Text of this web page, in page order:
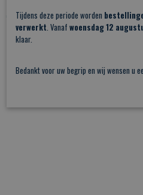
€ 1.272,05
Tijdens deze periode worden
verwerkt. Vanaf woensdag 12
klaar.
Bedankt voor uw begrip en wij wensen u